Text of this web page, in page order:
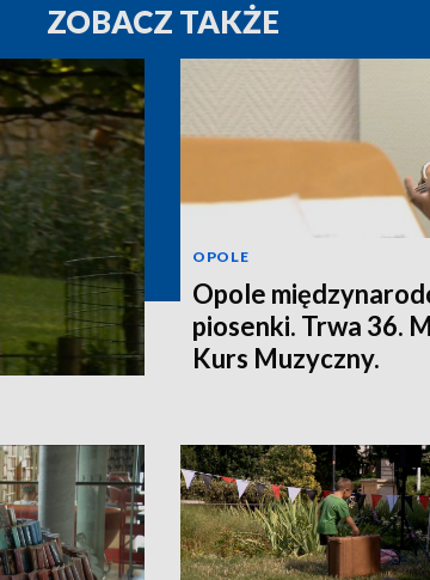
ZOBACZ TAKŻE
OPOLE
Opole
piosenki. Trwa 36.
Kurs Muzyczny.